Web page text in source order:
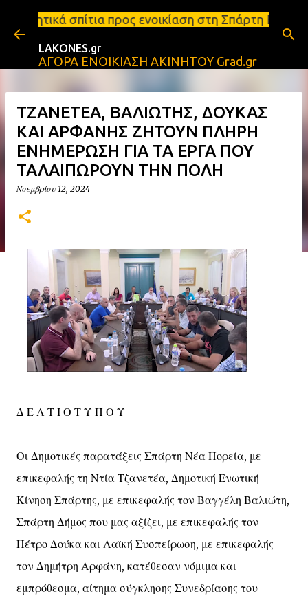
Μετάβαση στο κύριο περιεχόμενο
προς ενοικίαση στη Σπάρτη Ενοικιάσεις
LAKONES.gr
ΑΓΟΡΑ ΕΝΟΙΚΙΑΣΗ ΑΚΙΝΗΤΟΥ Grad.gr
ΤΖΑΝΕΤΕΑ, ΒΑΛΙΩΤΗΣ, ΔΟΥΚΑΣ
ΚΑΙ ΑΡΦΑΝΗΣ ΖΗΤΟΥΝ ΠΛΗΡΗ
ΕΝΗΜΕΡΩΣΗ ΓΙΑ ΤΑ ΕΡΓΑ ΠΟΥ
ΤΑΛΑΙΠΩΡΟΥΝ ΤΗΝ ΠΟΛΗ
Νοεμβρίου 12, 2024
Δ Ε Λ Τ Ι Ο Τ Υ Π Ο Υ
Οι Δημοτικές παρατάξεις Σπάρτη Νέα Πορεία, με
επικεφαλής τη Ντία Τζανετέα, Δημοτική Ενωτική
Κίνηση Σπάρτης, με επικεφαλής τον Βαγγέλη Βαλιώτη,
Σπάρτη Δήμος που μας αξίζει, με επικεφαλής τον
Πέτρο Δούκα και Λαϊκή Συσπείρωση, με επικεφαλής
τον Δημήτρη Αρφάνη, κατέθεσαν νόμιμα και
εμπρόθεσμα, αίτημα σύγκλησης Συνεδρίασης του